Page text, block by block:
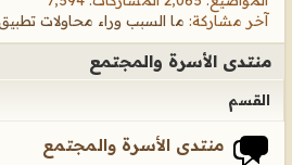
آخر مشاركة: ما السبب وراء محاولات تطبيق
منتدى الأسرة والمجتمع
القسم
منتدى الأسرة والمجتمع